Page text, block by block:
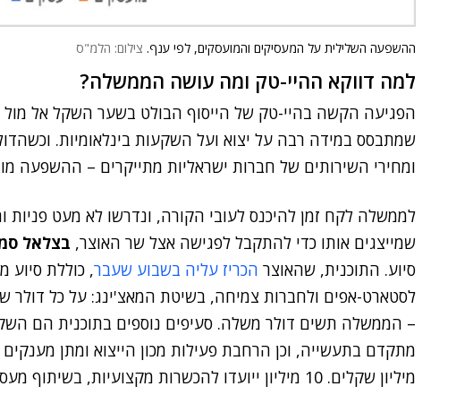
ההשפעה השלילית על המעסיקים והמועסקים, לפי ענף. צילום: הלמ"ס
למה דווקא ההיי-טק ומה עושה הממשלה?
הפגיעה הקשה בהיי-טק של הייסוף הבולט בשער השקל אל
שמתבסס במידה רבה על יצוא ועל השקעות בינלאומיות.
ומחירי השירותים של חברות ישראליות מתייקרים – ההשפעה
לממשלה לקח זמן להיכנס לעובי הקורה, ונדרשו לא מעט פניות
שמייצגים אותו כדי להתקבל לפגישה אצל שר האוצר, בצלאל
סיוע. התוכנית, שהאוצר הכריז עליה בשבוע שעבר
לסטארט-אפים ולחברות צמיחה, בשיטת המאצ'ינג: על כל דולר
מיליון שקלים. 10 מיליון ייועדו להכשרות מקצועיות, בשיתוף מעסיקים.